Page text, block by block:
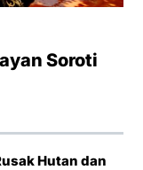
Soroti
Hutan dan